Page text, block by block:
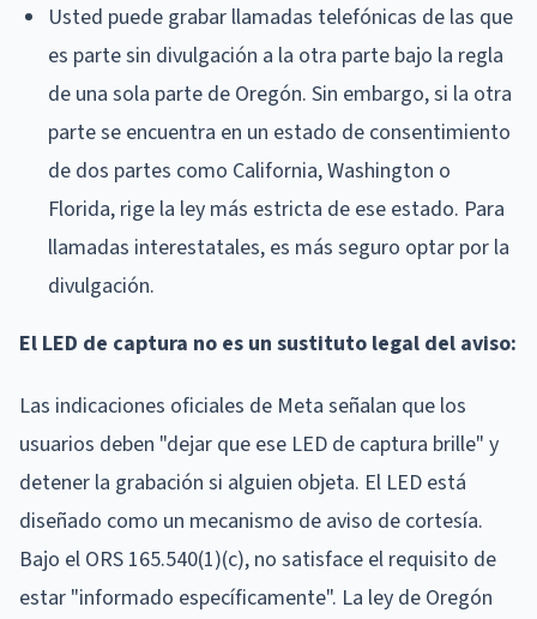
Usted puede grabar llamadas telefónicas de las que
es parte sin divulgación a la otra parte bajo la regla
de una sola parte de Oregón. Sin embargo, si la otra
parte se encuentra en un estado de consentimiento
de dos partes como California, Washington o
Florida, rige la ley más estricta de ese estado. Para
llamadas interestatales, es más seguro optar por la
divulgación.
El LED de captura no es un sustituto legal del aviso:
Las indicaciones oficiales de Meta señalan que los
usuarios deben "dejar que ese LED de captura brille" y
detener la grabación si alguien objeta. El LED está
diseñado como un mecanismo de aviso de cortesía.
Bajo el ORS 165.540(1)(c), no satisface el requisito de
estar "informado específicamente". La ley de Oregón